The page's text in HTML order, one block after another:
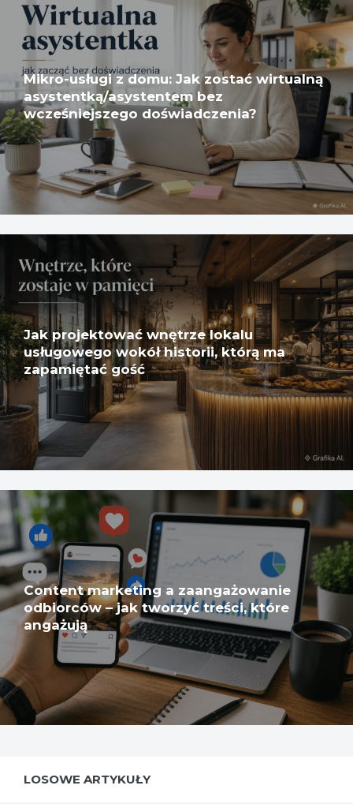
Mikro-usługi z domu: Jak zostać wirtualną
asystentką/asystentem bez
wcześniejszego doświadczenia?
Jak projektować wnętrze lokalu
usługowego wokół historii, którą ma
zapamiętać gość
Content marketing a zaangażowanie
odbiorców – jak tworzyć treści, które
angażują
LOSOWE ARTYKUŁY